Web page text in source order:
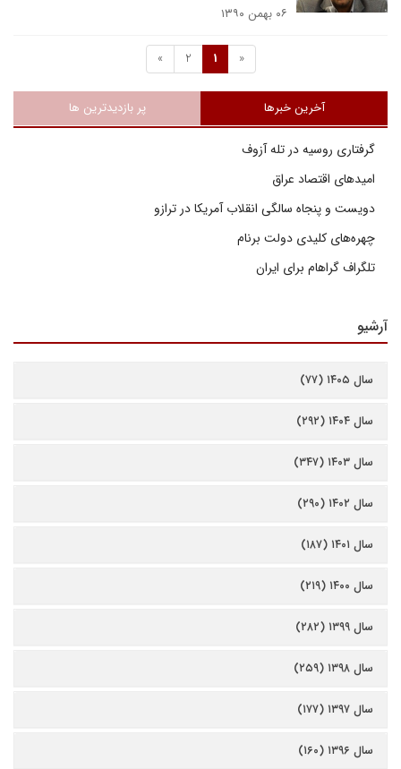
۰۶ بهمن ۱۳۹۰
«
1
2
»
آخرین خبرها پر بازدیدترین ها
گرفتاری روسیه در تله آزوف
امیدهای اقتصاد عراق
دویست و پنجاه سالگی انقلاب آمریکا در ترازو
چهره‌های کلیدی دولت برنام
تلگراف گراهام برای ایران
آرشیو
سال ۱۴۰۵ (۷۷)
سال ۱۴۰۴ (۲۹۲)
سال ۱۴۰۳ (۳۴۷)
سال ۱۴۰۲ (۲۹۰)
سال ۱۴۰۱ (۱۸۷)
سال ۱۴۰۰ (۲۱۹)
سال ۱۳۹۹ (۲۸۲)
سال ۱۳۹۸ (۲۵۹)
سال ۱۳۹۷ (۱۷۷)
سال ۱۳۹۶ (۱۶۰)